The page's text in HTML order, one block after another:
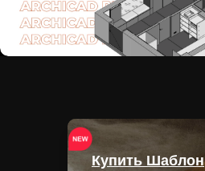
Купить Шаблон